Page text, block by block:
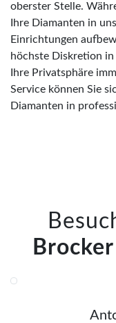
oberster Stelle.
Ihre Diamanten in
Einrichtungen
höchste Diskretion in
Ihre Privatsphäre
Service können Sie
Diamanten in